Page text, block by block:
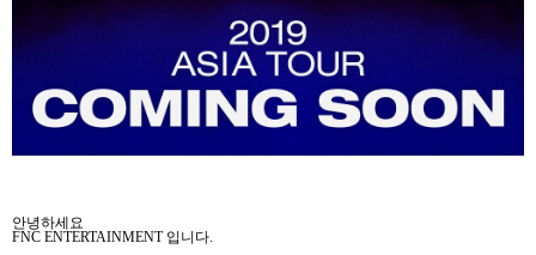
안녕하세요
FNC ENTERTAINMENT 입니다